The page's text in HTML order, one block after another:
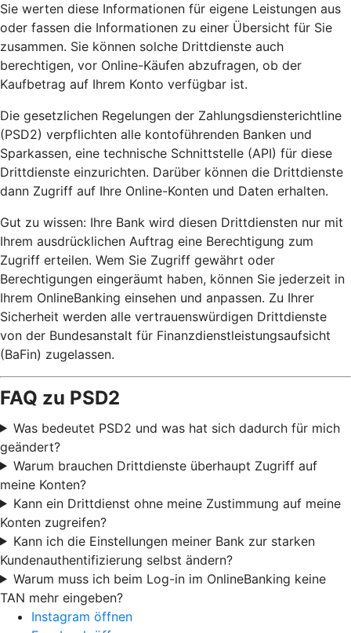
Sie werten diese Informationen für eigene Leistungen aus
oder fassen die Informationen zu einer Übersicht für Sie
zusammen. Sie können solche Drittdienste auch
berechtigen, vor Online-Käufen abzufragen, ob der
Kaufbetrag auf Ihrem Konto verfügbar ist.
Die gesetzlichen Regelungen der Zahlungsdiensterichtline
(PSD2) verpflichten alle kontoführenden Banken und
Sparkassen, eine technische Schnittstelle (API) für diese
Drittdienste einzurichten. Darüber können die Drittdienste
dann Zugriff auf Ihre Online-Konten und Daten erhalten.
Gut zu wissen: Ihre Bank wird diesen Drittdiensten nur mit
Ihrem ausdrücklichen Auftrag eine Berechtigung zum
Zugriff erteilen. Wem Sie Zugriff gewährt oder
Berechtigungen eingeräumt haben, können Sie jederzeit in
Ihrem OnlineBanking einsehen und anpassen. Zu Ihrer
Sicherheit werden alle vertrauenswürdigen Drittdienste
von der Bundesanstalt für Finanzdienstleistungsaufsicht
(BaFin) zugelassen.
FAQ zu PSD2
Was bedeutet PSD2 und was hat sich dadurch für mich
geändert?
Warum brauchen Drittdienste überhaupt Zugriff auf
meine Konten?
Kann ein Drittdienst ohne meine Zustimmung auf meine
Konten zugreifen?
Kann ich die Einstellungen meiner Bank zur starken
Kundenauthentifizierung selbst ändern?
Warum muss ich beim Log-in im OnlineBanking keine
TAN mehr eingeben?
Instagram öffnen